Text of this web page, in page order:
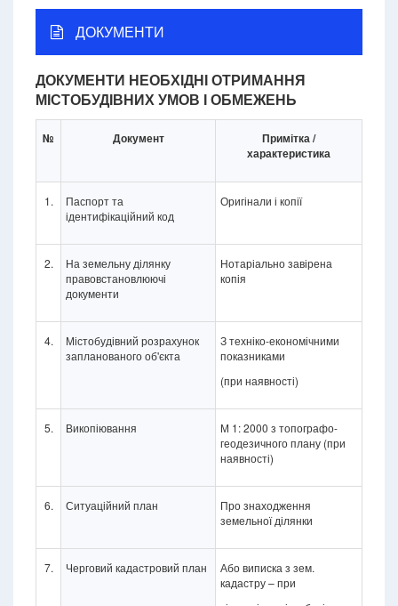
ДОКУМЕНТИ
ДОКУМЕНТИ НЕОБХІДНІ ОТРИМАННЯ
МІСТОБУДІВНИХ УМОВ І ОБМЕЖЕНЬ
№ Документ
Примітка /
характеристика
1.
Паспорт та
ідентифікаційний код
Оригінали і копії
2.
На земельну ділянку
правовстановлюючі
документи
Нотаріально завірена
копія
4.
Містобудівний розрахунок
запланованого об'єкта
З техніко-економічними
показниками
(при наявності)
5. Викопіювання
М 1: 2000 з топографо-
геодезичного плану (при
наявності)
6. Ситуаційний план
Про знаходження
земельної ділянки
7. Черговий кадастровий план
Або виписка з зем.
кадастру – при